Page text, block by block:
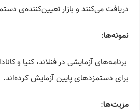
دریافت می‌کنند و بازار تعیین‌کننده‌ی
نمونه‌ها:
برای دستمزدهای پایین آزمایش کرده‌اند.
مزیت‌ها: